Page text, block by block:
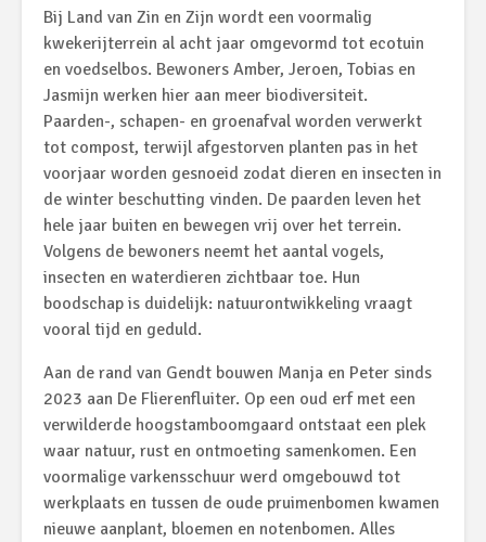
Bij Land van Zin en Zijn wordt een voormalig
kwekerijterrein al acht jaar omgevormd tot ecotuin
en voedselbos. Bewoners Amber, Jeroen, Tobias en
Jasmijn werken hier aan meer biodiversiteit.
Paarden-, schapen- en groenafval worden verwerkt
tot compost, terwijl afgestorven planten pas in het
voorjaar worden gesnoeid zodat dieren en insecten in
de winter beschutting vinden. De paarden leven het
hele jaar buiten en bewegen vrij over het terrein.
Volgens de bewoners neemt het aantal vogels,
insecten en waterdieren zichtbaar toe. Hun
boodschap is duidelijk: natuurontwikkeling vraagt
vooral tijd en geduld.
Aan de rand van Gendt bouwen Manja en Peter sinds
2023 aan De Flierenfluiter. Op een oud erf met een
verwilderde hoogstamboomgaard ontstaat een plek
waar natuur, rust en ontmoeting samenkomen. Een
voormalige varkensschuur werd omgebouwd tot
werkplaats en tussen de oude pruimenbomen kwamen
nieuwe aanplant, bloemen en notenbomen. Alles